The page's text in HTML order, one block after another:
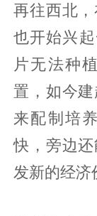
再往西北
也开始兴
片无法种
置，如今
来配制培
快，旁边
发新的经济